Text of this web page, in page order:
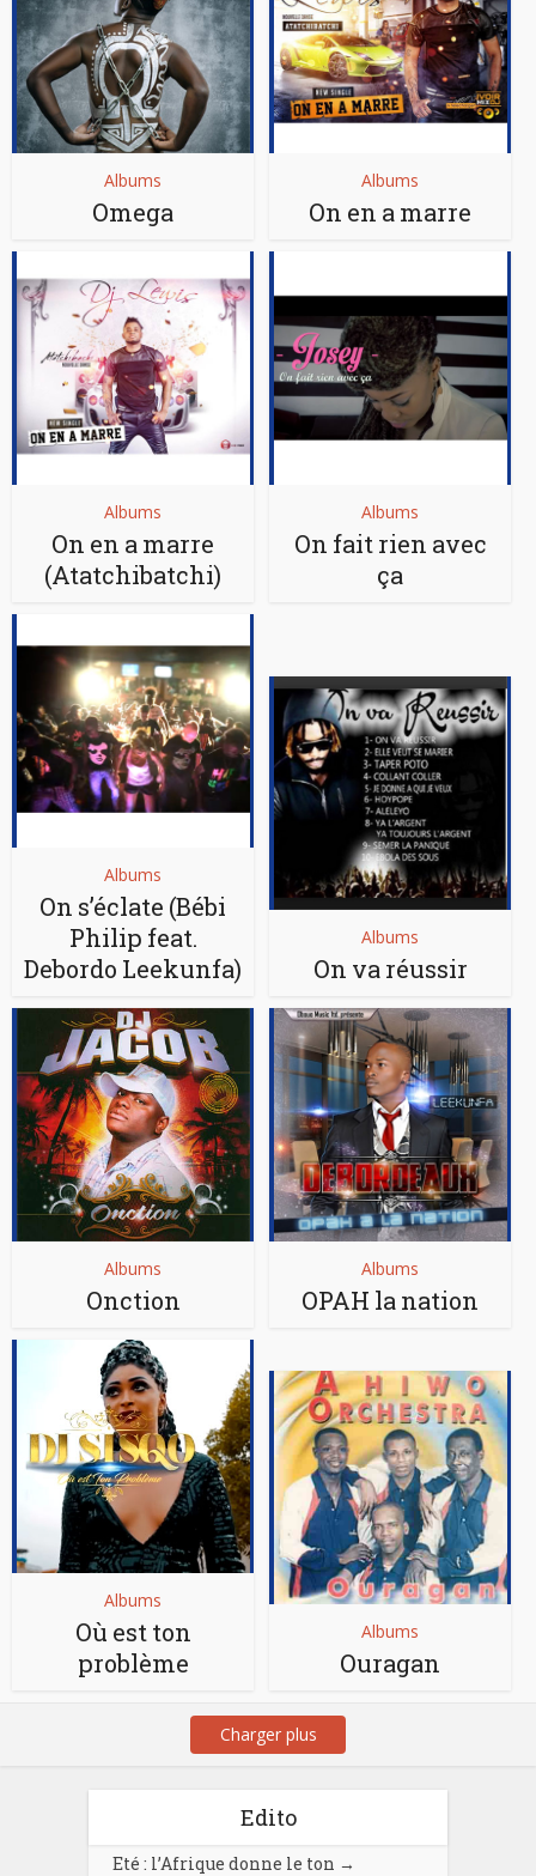
Albums
Omega
Albums
On en a marre
Albums
On en a marre
(Atatchibatchi)
Albums
On fait rien avec
ça
Albums
On s’éclate (Bébi
Philip feat.
Debordo Leekunfa)
Albums
On va réussir
Albums
Onction
Albums
OPAH la nation
Albums
Où est ton
problème
Albums
Ouragan
Charger plus
Edito
Eté : l’Afrique donne le ton →